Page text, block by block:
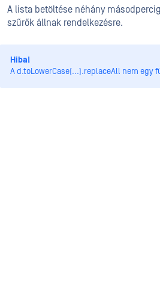
A lista betöltése néhány
szűrők állnak rendelkezésre.
Hiba!
A d.toLowerCase(...).replaceAll nem egy